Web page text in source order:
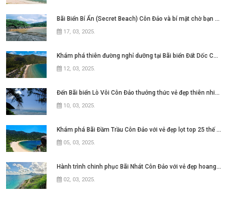
Bãi Biển Bí Ẩn (Secret Beach) Côn Đảo và bí mật chờ bạn khám phá
17, 03, 2025.
Khám phá thiên đường nghỉ dưỡng tại Bãi biển Đất Dốc Côn Đảo
12, 03, 2025.
Đến Bãi biển Lò Vôi Côn Đảo thưởng thức vẻ đẹp thiên nhiên hùng vĩ
10, 03, 2025.
Khám phá Bãi Đầm Trầu Côn Đảo với vẻ đẹp lọt top 25 thế giới
05, 03, 2025.
Hành trình chinh phục Bãi Nhát Côn Đảo với vẻ đẹp hoang sơ và yên bình
02, 03, 2025.